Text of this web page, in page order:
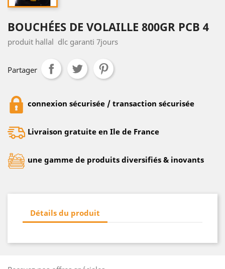
BOUCHÉES DE VOLAILLE 800GR PCB 4
produit hallal dlc garanti 7jours
Partager
connexion sécurisée / transaction sécurisée
Livraison gratuite en Ile de France
une gamme de produits diversifiés & inovants
Détails du produit